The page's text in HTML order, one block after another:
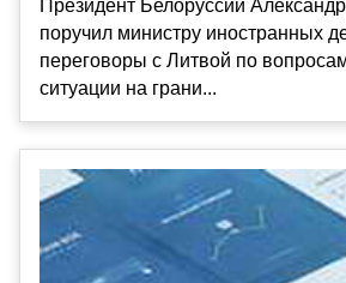
Президент Белоруссии
поручил министру иностранных
переговоры с Литвой по
ситуации на грани...